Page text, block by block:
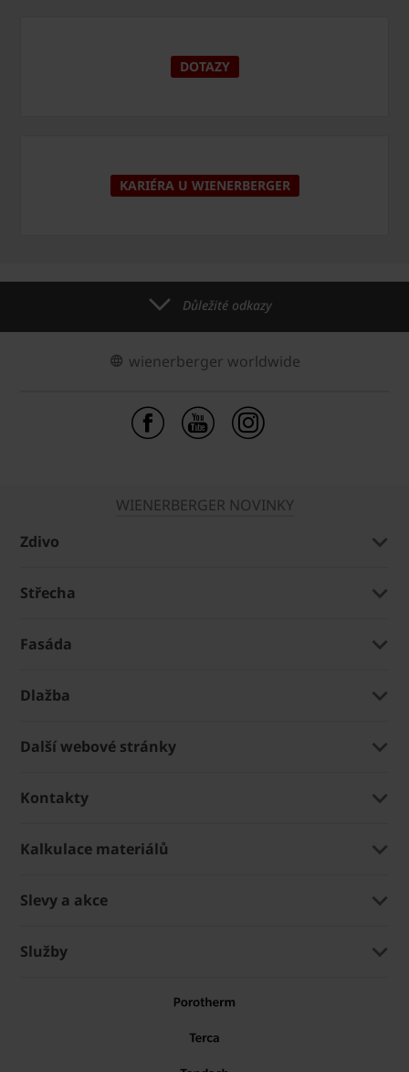
DOTAZY
KARIÉRA U WIENERBERGER
Důležité odkazy
wienerberger worldwide
WIENERBERGER NOVINKY
Zdivo
Střecha
Fasáda
Dlažba
Další webové stránky
Kontakty
Kalkulace materiálů
Slevy a akce
Služby